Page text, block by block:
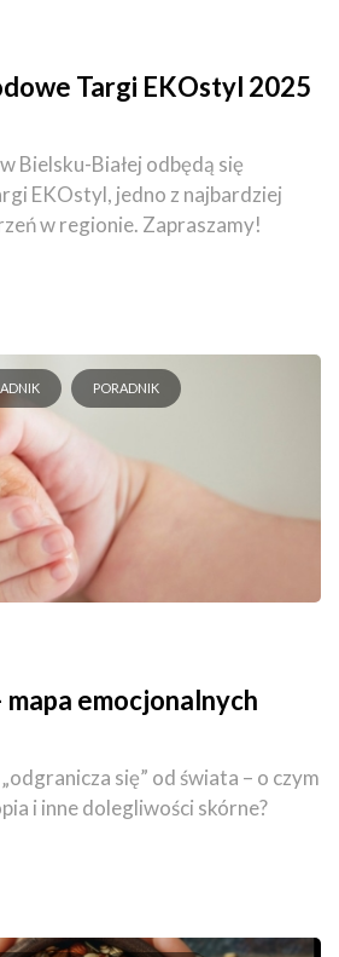
Targi EKOstyl 2025
Bielsku-Białej odbędą się
EKOstyl, jedno z najbardziej
w regionie. Zapraszamy!
PORADNIK
emocjonalnych
się” od świata – o czym
i inne dolegliwości skórne?